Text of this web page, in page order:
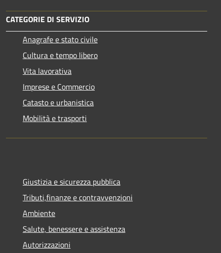
CATEGORIE DI SERVIZIO
Anagrafe e stato civile
Cultura e tempo libero
Vita lavorativa
Imprese e Commercio
Catasto e urbanistica
Mobilità e trasporti
Giustizia e sicurezza pubblica
Tributi,finanze e contravvenzioni
Ambiente
Salute, benessere e assistenza
Autorizzazioni